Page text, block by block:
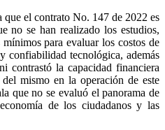
el contrato No. 147 de 2022 es
no se han realizado los estudios,
para evaluar los costos de
confiabilidad tecnológica, además
contrastó la capacidad financiera
mismo en la operación de este
que no se evaluó el panorama de
de los ciudadanos y las